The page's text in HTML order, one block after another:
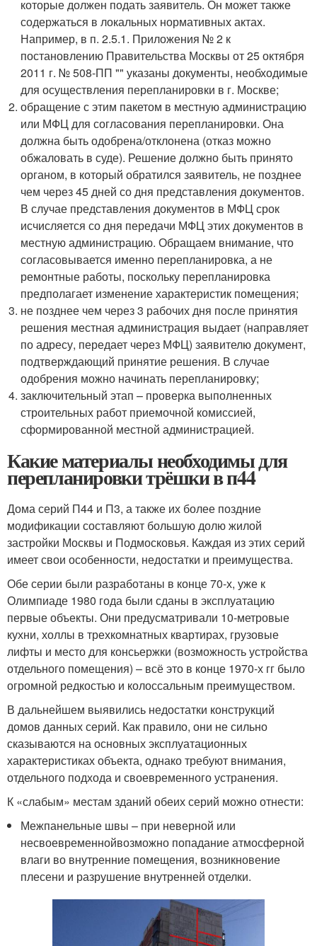
которые должен подать заявитель. Он может также
содержаться в локальных нормативных актах.
Например, в п. 2.5.1. Приложения № 2 к
постановлению Правительства Москвы от 25 октября
2011 г. № 508-ПП "" указаны документы, необходимые
для осуществления перепланировки в г. Москве;
обращение с этим пакетом в местную администрацию
или МФЦ для согласования перепланировки. Она
должна быть одобрена/отклонена (отказ можно
обжаловать в суде). Решение должно быть принято
органом, в который обратился заявитель, не позднее
чем через 45 дней со дня представления документов.
В случае представления документов в МФЦ срок
исчисляется со дня передачи МФЦ этих документов в
местную администрацию. Обращаем внимание, что
согласовывается именно перепланировка, а не
ремонтные работы, поскольку перепланировка
предполагает изменение характеристик помещения;
не позднее чем через 3 рабочих дня после принятия
решения местная администрация выдает (направляет
по адресу, передает через МФЦ) заявителю документ,
подтверждающий принятие решения. В случае
одобрения можно начинать перепланировку;
заключительный этап – проверка выполненных
строительных работ приемочной комиссией,
сформированной местной администрацией.
Какие материалы необходимы для
перепланировки трёшки в п44
Дома серий П44 и П3, а также их более поздние
модификации составляют большую долю жилой
застройки Москвы и Подмосковья. Каждая из этих серий
имеет свои особенности, недостатки и преимущества.
Обе серии были разработаны в конце 70-х, уже к
Олимпиаде 1980 года были сданы в эксплуатацию
первые объекты. Они предусматривали 10-метровые
кухни, холлы в трехкомнатных квартирах, грузовые
лифты и место для консьержки (возможность устройства
отдельного помещения) – всё это в конце 1970-х гг было
огромной редкостью и колоссальным преимуществом.
В дальнейшем выявились недостатки конструкций
домов данных серий. Как правило, они не сильно
сказываются на основных эксплуатационных
характеристиках объекта, однако требуют внимания,
отдельного подхода и своевременного устранения.
К «слабым» местам зданий обеих серий можно отнести:
Межпанельные швы – при неверной или
несвоевременнойвозможно попадание атмосферной
влаги во внутренние помещения, возникновение
плесени и разрушение внутренней отделки.